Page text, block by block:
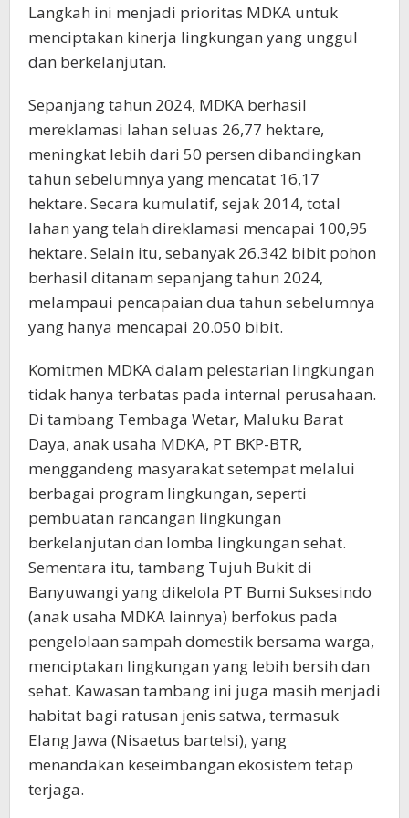
Langkah ini menjadi prioritas MDKA untuk
menciptakan kinerja lingkungan yang unggul
dan berkelanjutan.
Sepanjang tahun 2024, MDKA berhasil
mereklamasi lahan seluas 26,77 hektare,
meningkat lebih dari 50 persen dibandingkan
tahun sebelumnya yang mencatat 16,17
hektare. Secara kumulatif, sejak 2014, total
lahan yang telah direklamasi mencapai 100,95
hektare. Selain itu, sebanyak 26.342 bibit pohon
berhasil ditanam sepanjang tahun 2024,
melampaui pencapaian dua tahun sebelumnya
yang hanya mencapai 20.050 bibit.
Komitmen MDKA dalam pelestarian lingkungan
tidak hanya terbatas pada internal perusahaan.
Di tambang Tembaga Wetar, Maluku Barat
Daya, anak usaha MDKA, PT BKP-BTR,
menggandeng masyarakat setempat melalui
berbagai program lingkungan, seperti
pembuatan rancangan lingkungan
berkelanjutan dan lomba lingkungan sehat.
Sementara itu, tambang Tujuh Bukit di
Banyuwangi yang dikelola PT Bumi Suksesindo
(anak usaha MDKA lainnya) berfokus pada
pengelolaan sampah domestik bersama warga,
menciptakan lingkungan yang lebih bersih dan
sehat. Kawasan tambang ini juga masih menjadi
habitat bagi ratusan jenis satwa, termasuk
Elang Jawa (Nisaetus bartelsi), yang
menandakan keseimbangan ekosistem tetap
terjaga.